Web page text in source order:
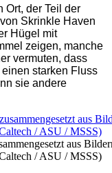
Ort, der Teil der
Skrinkle Haven
Hügel mit
zeigen, manche
vermuten, dass
starken Fluss
sie andere
aus
/ ASU / MSSS)